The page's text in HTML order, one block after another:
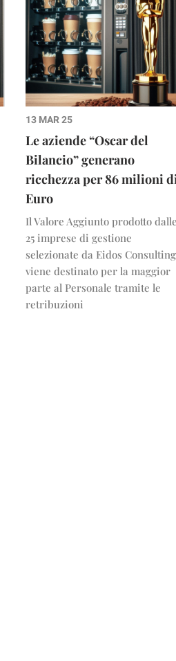
13 MAR 25
Le aziende “Oscar del
Bilancio” generano
ricchezza per 86 milioni
Euro
Il Valore Aggiunto prodotto
25 imprese di gestione
selezionate da Eidos Consulting
viene destinato per la maggior
parte al Personale tramite le
retribuzioni